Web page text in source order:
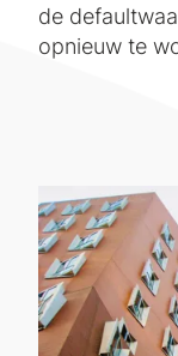
de
opnieuw te